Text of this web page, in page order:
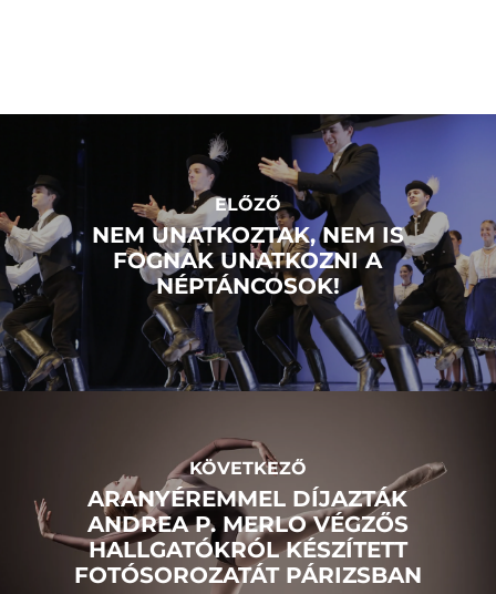
ELŐZŐ
NEM UNATKOZTAK, NEM IS
FOGNAK UNATKOZNI A
NÉPTÁNCOSOK!
KÖVETKEZŐ
ARANYÉREMMEL DÍJAZTÁK
ANDREA P. MERLO VÉGZŐS
HALLGATÓKRÓL KÉSZÍTETT
FOTÓSOROZATÁT PÁRIZSBAN